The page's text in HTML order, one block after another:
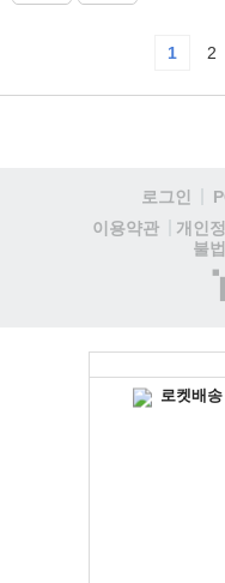
1 2
로그인
이용약관
개인
불